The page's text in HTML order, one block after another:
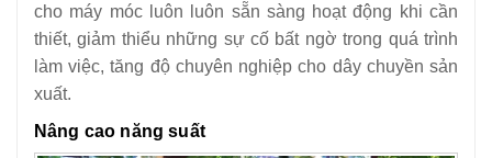
cho máy móc luôn luôn sẵn sàng hoạt động khi cần
thiết, giảm thiểu những sự cố bất ngờ trong quá trình
làm việc, tăng độ chuyên nghiệp cho dây chuyền sản
xuất.
Nâng cao năng suất